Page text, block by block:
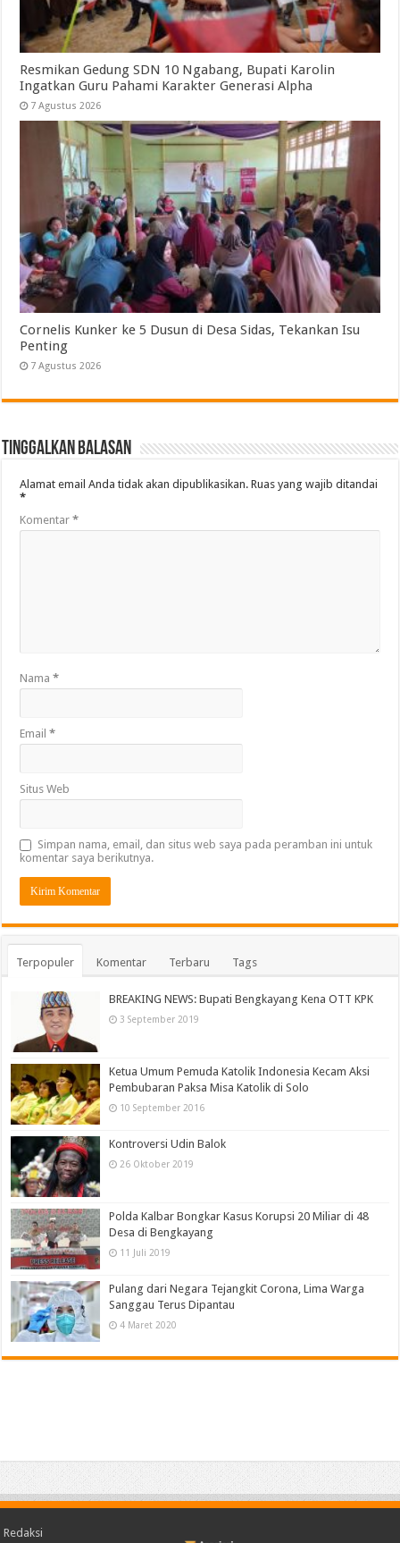
Resmikan Gedung SDN 10 Ngabang, Bupati Karolin
Ingatkan Guru Pahami Karakter Generasi Alpha
7 Agustus 2026
Cornelis Kunker ke 5 Dusun di Desa Sidas, Tekankan Isu
Penting
7 Agustus 2026
Tinggalkan Balasan
Alamat email Anda tidak akan dipublikasikan. Ruas yang wajib ditandai
*
Komentar*
Nama*
Email*
Situs Web
Simpan nama, email, dan situs web saya pada peramban ini untuk
komentar saya berikutnya.
Terpopuler Komentar Terbaru Tags
BREAKING NEWS: Bupati Bengkayang Kena OTT KPK
3 September 2019
Ketua Umum Pemuda Katolik Indonesia Kecam Aksi
Pembubaran Paksa Misa Katolik di Solo
10 September 2016
Kontroversi Udin Balok
26 Oktober 2019
Polda Kalbar Bongkar Kasus Korupsi 20 Miliar di 48
Desa di Bengkayang
11 Juli 2019
Pulang dari Negara Tejangkit Corona, Lima Warga
Sanggau Terus Dipantau
4 Maret 2020
Redaksi